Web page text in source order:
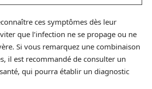
ces symptômes dès leur
que l’infection ne se propage ou ne
Si vous remarquez une combinaison
il est recommandé de consulter un
qui pourra établir un diagnostic